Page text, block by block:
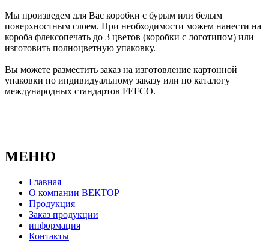
Мы произведем для Вас коробки с бурым или белым
поверхностным слоем. При необходимости можем нанести на
короба флексопечать до 3 цветов (коробки с логотипом) или
изготовить полноцветную упаковку.
Вы можете разместить заказ на изготовление картонной
упаковки по индивидуальному заказу или по каталогу
международных стандартов FEFCO.
МЕНЮ
Главная
О компании ВЕКТОР
Продукция
Заказ продукции
информация
Контакты